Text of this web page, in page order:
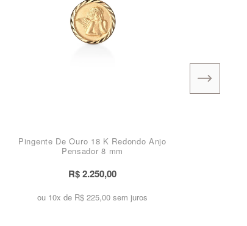
Pingente De Ouro 18 K Redondo Anjo
Pensador 8 mm
R$ 2.250,00
ou 10x de R$ 225,00 sem juros